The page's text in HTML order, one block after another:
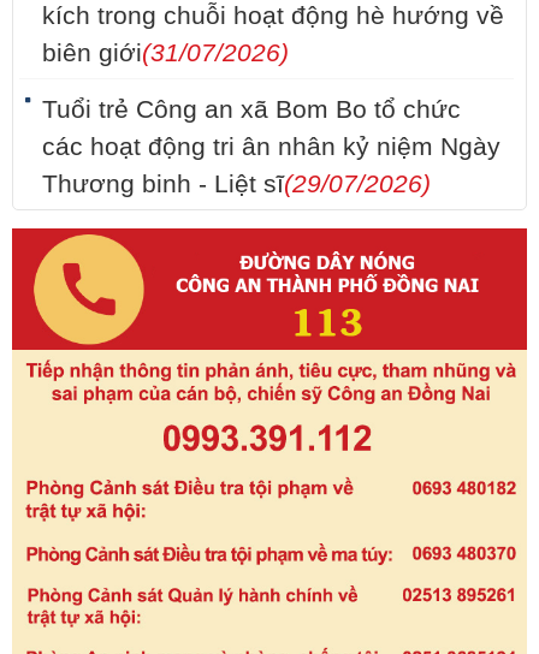
kích trong chuỗi hoạt động hè hướng về
biên giới(31/07/2026)
Tuổi trẻ Công an xã Bom Bo tổ chức
các hoạt động tri ân nhân kỷ niệm Ngày
Thương binh - Liệt sĩ(29/07/2026)